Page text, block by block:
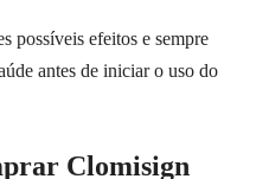
possíveis efeitos e sempre
antes de iniciar o uso do
Clomisign